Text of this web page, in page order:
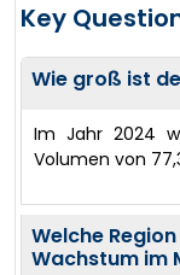
Key
Wie groß ist
Im Jahr 2024
Volumen von
Welche
Wachstum im